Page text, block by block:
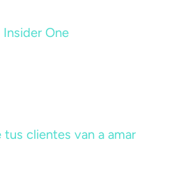
One
clientes van a amar